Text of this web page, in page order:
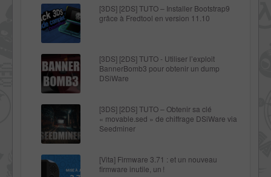
[3DS] [2DS] TUTO – Installer Bootstrap9
grâce à Fredtool en version 11.10
[3DS] [2DS] TUTO - Utiliser l’exploit
BannerBomb3 pour obtenir un dump
DSiWare
[3DS] [2DS] TUTO – Obtenir sa clé
« movable.sed » de chiffrage DSiWare via
Seedminer
[Vita] Firmware 3.71 : et un nouveau
firmware inutile, un !